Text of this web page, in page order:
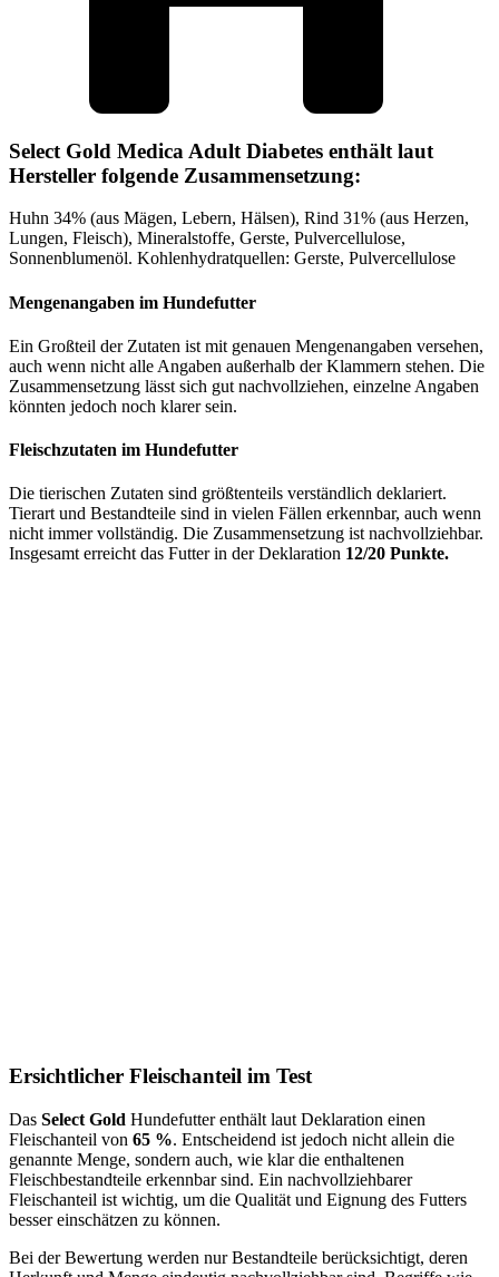
Select Gold Medica Adult Diabetes enthält laut
Hersteller folgende Zusammensetzung:
Huhn 34% (aus Mägen, Lebern, Hälsen), Rind 31% (aus Herzen,
Lungen, Fleisch), Mineralstoffe, Gerste, Pulvercellulose,
Sonnenblumenöl. Kohlenhydratquellen: Gerste, Pulvercellulose
Mengenangaben im Hundefutter
Ein Großteil der Zutaten ist mit genauen Mengenangaben versehen,
auch wenn nicht alle Angaben außerhalb der Klammern stehen. Die
Zusammensetzung lässt sich gut nachvollziehen, einzelne Angaben
könnten jedoch noch klarer sein.
Fleischzutaten im Hundefutter
Die tierischen Zutaten sind größtenteils verständlich deklariert.
Tierart und Bestandteile sind in vielen Fällen erkennbar, auch wenn
nicht immer vollständig. Die Zusammensetzung ist nachvollziehbar.
Insgesamt erreicht das Futter in der Deklaration 12/20 Punkte.
Ersichtlicher Fleischanteil im Test
Das Select Gold Hundefutter enthält laut Deklaration einen
Fleischanteil von 65 %. Entscheidend ist jedoch nicht allein die
genannte Menge, sondern auch, wie klar die enthaltenen
Fleischbestandteile erkennbar sind. Ein nachvollziehbarer
Fleischanteil ist wichtig, um die Qualität und Eignung des Futters
besser einschätzen zu können.
Bei der Bewertung werden nur Bestandteile berücksichtigt, deren